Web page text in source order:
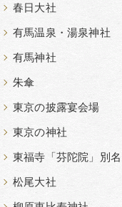
春日大社
有馬温泉・湯泉神社
有馬神社
朱傘
東京の披露宴会場
東京の神社
東福寺「芬陀院」別
松尾大社